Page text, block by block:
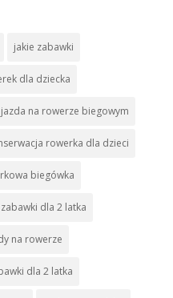
jakie zabawki
dla dziecka
jazda na rowerze biegowym
rowerka dla dzieci
biegówka
dla 2 latka
na rowerze
dla 2 latka